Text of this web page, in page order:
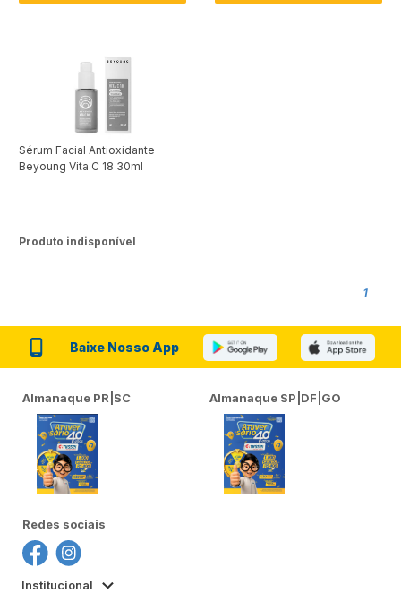
Sérum Facial Antioxidante
Beyoung Vita C 18 30ml
Produto indisponível
1
Baixe Nosso App
Almanaque PR|SC Almanaque SP|DF|GO
Redes sociais
Institucional